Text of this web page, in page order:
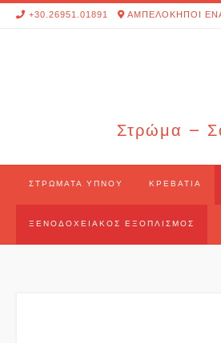
+30.26951.01891 ΑΜΠΕΛΟΚΗΠΟΙ
Στρώμα –
ΣΤΡΏΜΑΤΑ ΎΠΝΟΥ ΚΡΕΒΆΤΙΑ
ΞΕΝΟΔΟΧΕΙΑΚΌΣ ΕΞΟΠΛΙΣΜΌΣ